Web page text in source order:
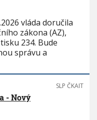
vláda doručila
zákona (AZ),
234. Bude
správu a
SLP ČKAIT
- Nový